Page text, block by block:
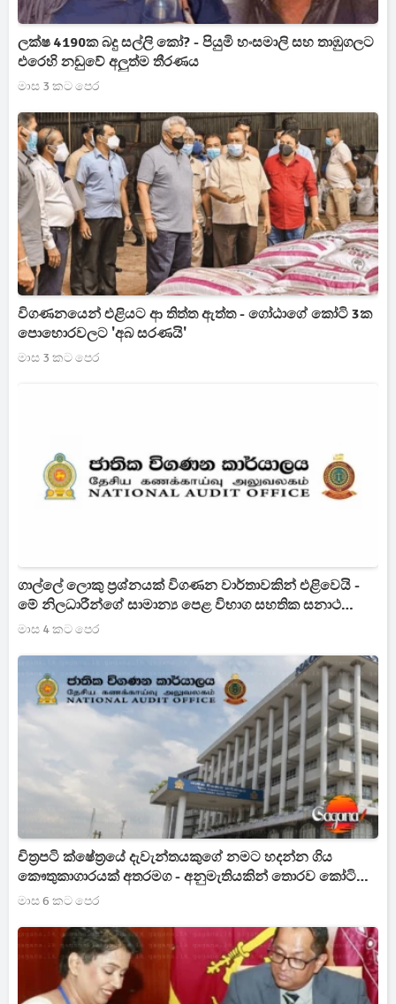
ලක්ෂ 4190ක බදු සල්ලි කෝ? - පියුමි හංසමාලි සහ තාඹුගලට
එරෙහි නඩුවේ අලුත්ම තීරණය
මාස 3 කට පෙර
විගණනයෙන් එළියට ආ තිත්ත ඇත්ත - ගෝඨාගේ කෝටි 3ක
පොහොරවලට 'අබ සරණයි'
මාස 3 කට පෙර
ගාල්ලේ ලොකු ප්‍රශ්නයක් විගණන වාර්තාවකින් එළිවෙයි -
මේ නිලධාරීන්ගේ සාමාන්‍ය පෙළ විභාග සහතික සනාථ
කරන්න බෑ
මාස 4 කට පෙර
චිත්‍රපටි ක්ෂේත්‍රයේ දැවැන්තයකුගේ නමට හදන්න ගිය
කෞතුකාගාරයක් අතරමග - අනුමැතියකින් තොරව කෝටි
දහයක ගෙවීම්
මාස 6 කට පෙර